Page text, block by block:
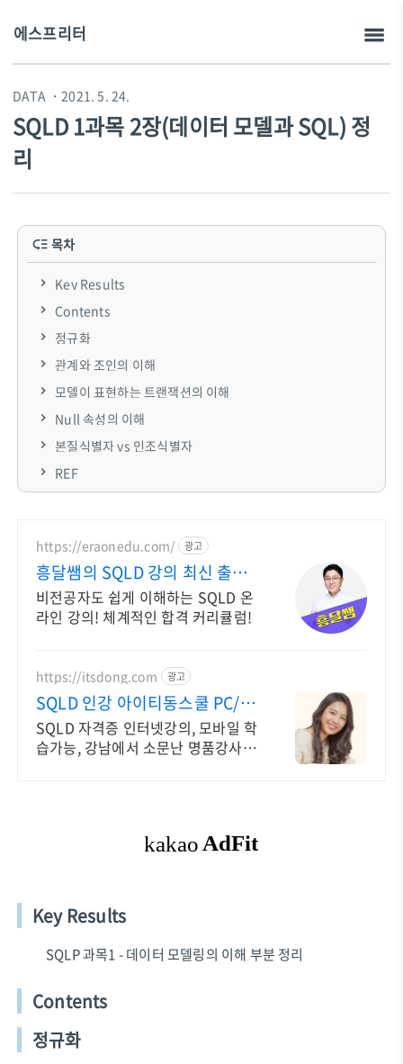
에스프리터
DATA ・2021. 5. 24.
SQLD 1과목 2장(데이터 모델과 SQL) 정
리
목차
Key Results
Contents
정규화
관계와 조인의 이해
모델이 표현하는 트랜잭션의 이해
Null 속성의 이해
본질식별자 vs 인조식별자
REF
https://eraonedu.com/ 광고
흥달쌤의 SQLD 강의 최신 출제
경향 반영
비전공자도 쉽게 이해하는 SQLD 온
라인 강의! 체계적인 합격 커리큘럼!
https://itsdong.com 광고
SQLD 인강 아이티동스쿨 PC/스
마트폰 동영상강의!
SQLD 자격증 인터넷강의, 모바일 학
습가능, 강남에서 소문난 명품강사진
Key Results
SQLP 과목1 - 데이터 모델링의 이해 부분 정리
Contents
정규화